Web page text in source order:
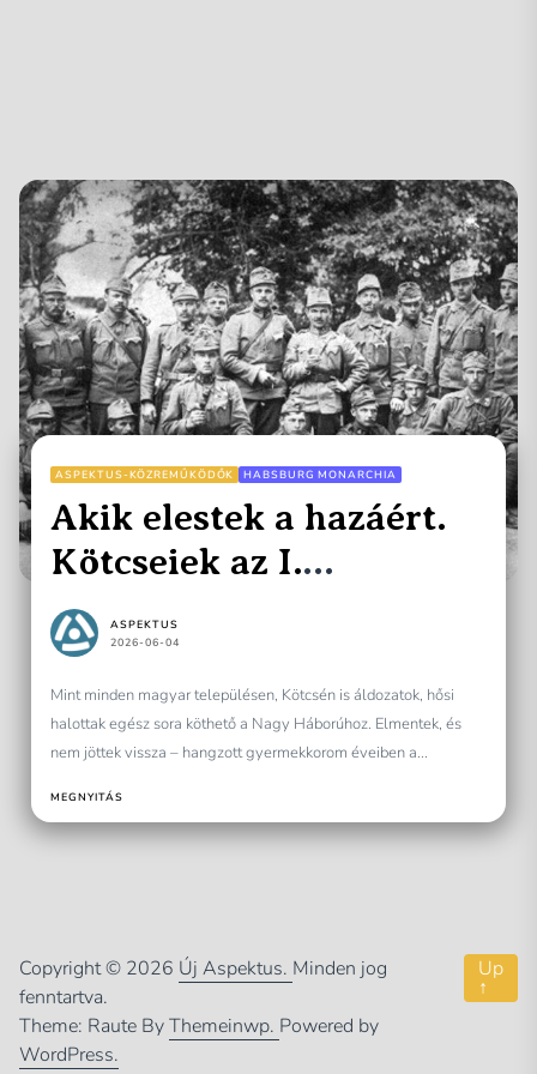
ASPEKTUS-KÖZREMŰKÖDŐK HABSBURG MONARCHIA
Akik elestek a hazáért.
Kötcseiek az I.
világháborúban
ASPEKTUS
2026-06-04
Mint minden magyar településen, Kötcsén is áldozatok, hősi
halottak egész sora köthető a Nagy Háborúhoz. Elmentek, és
nem jöttek vissza – hangzott gyermekkorom éveiben a...
MEGNYITÁS
Copyright © 2026 Új Aspektus. Minden jog
fenntartva.
Theme: Raute ByThemeinwp. Powered by
WordPress.
Up
↑